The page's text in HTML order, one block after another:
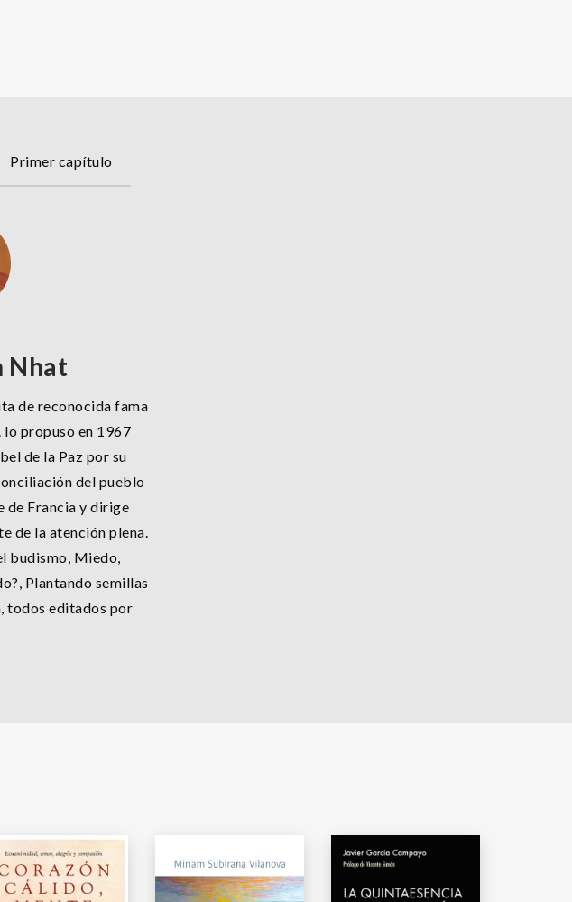
Primer capítulo
Nhat
de reconocida fama
propuso en 1967
de la Paz por su
del pueblo
de Francia y dirige
de la atención plena.
budismo, Miedo,
Plantando semillas
todos editados por